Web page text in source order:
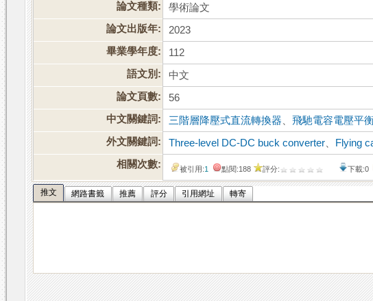
論文種類:
學術論文
論文出版年:
2023
畢業學年度:
112
語文別:
中文
論文頁數:
56
中文關鍵詞:
三階層降壓式直流轉換器 、飛馳電容電壓平
外文關鍵詞:
Three-level DC-DC buck converter Flying
相關次數:
被引用:1 點閱:188 評分: 下載:0
推文 網路書籤 推薦 評分 引用網址 轉寄